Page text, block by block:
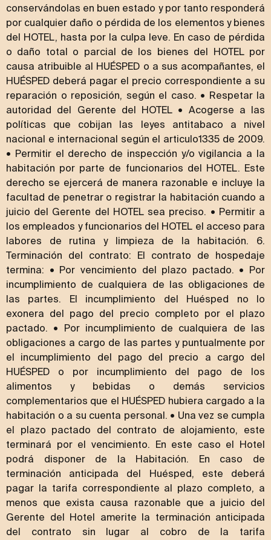
conservándolas en buen estado y por tanto responderá
por cualquier daño o pérdida de los elementos y bienes
del HOTEL, hasta por la culpa leve. En caso de pérdida
o daño total o parcial de los bienes del HOTEL por
causa atribuible al HUÉSPED o a sus acompañantes, el
HUÉSPED deberá pagar el precio correspondiente a su
reparación o reposición, según el caso. • Respetar la
autoridad del Gerente del HOTEL • Acogerse a las
políticas que cobijan las leyes antitabaco a nivel
nacional e internacional según el articulo1335 de 2009.
• Permitir el derecho de inspección y/o vigilancia a la
habitación por parte de funcionarios del HOTEL. Este
derecho se ejercerá de manera razonable e incluye la
facultad de penetrar o registrar la habitación cuando a
juicio del Gerente del HOTEL sea preciso. • Permitir a
los empleados y funcionarios del HOTEL el acceso para
labores de rutina y limpieza de la habitación. 6.
Terminación del contrato: El contrato de hospedaje
termina: • Por vencimiento del plazo pactado. • Por
incumplimiento de cualquiera de las obligaciones de
las partes. El incumplimiento del Huésped no lo
exonera del pago del precio completo por el plazo
pactado. • Por incumplimiento de cualquiera de las
obligaciones a cargo de las partes y puntualmente por
el incumplimiento del pago del precio a cargo del
HUÉSPED o por incumplimiento del pago de los
alimentos y bebidas o demás servicios
complementarios que el HUÉSPED hubiera cargado a la
habitación o a su cuenta personal. • Una vez se cumpla
el plazo pactado del contrato de alojamiento, este
terminará por el vencimiento. En este caso el Hotel
podrá disponer de la Habitación. En caso de
terminación anticipada del Huésped, este deberá
pagar la tarifa correspondiente al plazo completo, a
menos que exista causa razonable que a juicio del
Gerente del Hotel amerite la terminación anticipada
del contrato sin lugar al cobro de la tarifa